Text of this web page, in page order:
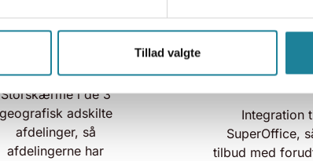
Tillad valgte
Storskærme i de 3
geografisk adskilte
afdelinger, så
afdelingerne har
CRM
Integration
SuperOffice,
tilbud med